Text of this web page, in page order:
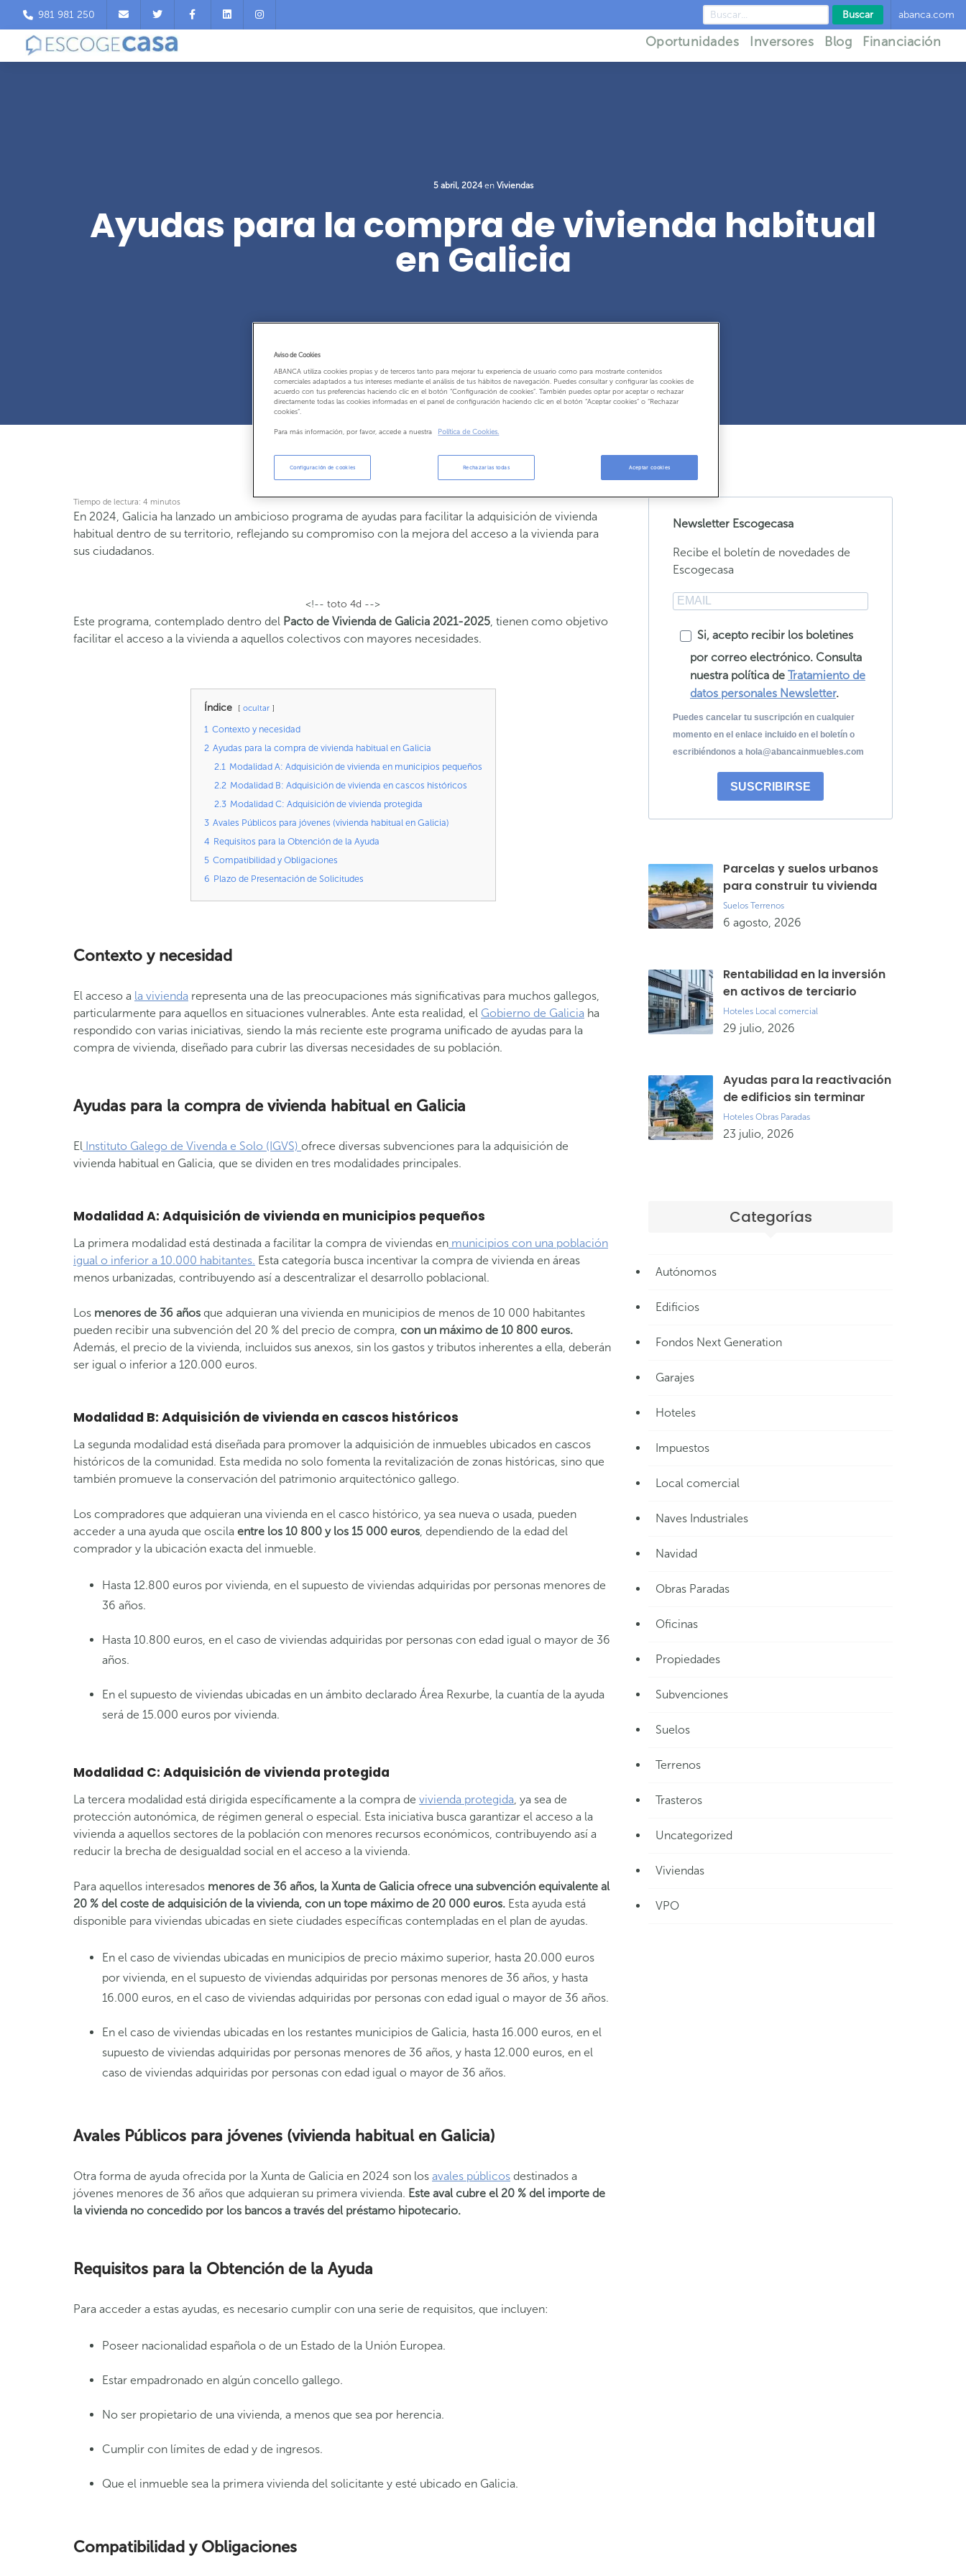
981 981 250 Buscar abanca.com
Oportunidades Inversores Blog Financiación
5 abril, 2024 en Viviendas
Ayudas para la compra de vivienda habitual
en Galicia
Tiempo de lectura: 4 minutos
En 2024, Galicia ha lanzado un ambicioso programa de ayudas para facilitar la adquisición de vivienda
habitual dentro de su territorio, reflejando su compromiso con la mejora del acceso a la vivienda para
sus ciudadanos.
<!-- toto 4d -->
Este programa, contemplado dentro del Pacto de Vivienda de Galicia 2021-2025, tienen como objetivo
facilitar el acceso a la vivienda a aquellos colectivos con mayores necesidades.
Índice ocultar
1 Contexto y necesidad
2 Ayudas para la compra de vivienda habitual en Galicia
2.1 Modalidad A: Adquisición de vivienda en municipios pequeños
2.2 Modalidad B: Adquisición de vivienda en cascos históricos
2.3 Modalidad C: Adquisición de vivienda protegida
3 Avales Públicos para jóvenes (vivienda habitual en Galicia)
4 Requisitos para la Obtención de la Ayuda
5 Compatibilidad y Obligaciones
6 Plazo de Presentación de Solicitudes
Contexto y necesidad
El acceso a la vivienda representa una de las preocupaciones más significativas para muchos gallegos,
particularmente para aquellos en situaciones vulnerables. Ante esta realidad, el Gobierno de Galicia ha
respondido con varias iniciativas, siendo la más reciente este programa unificado de ayudas para la
compra de vivienda, diseñado para cubrir las diversas necesidades de su población.
Ayudas para la compra de vivienda habitual en Galicia
El Instituto Galego de Vivenda e Solo (IGVS) ofrece diversas subvenciones para la adquisición de
vivienda habitual en Galicia, que se dividen en tres modalidades principales.
Modalidad A: Adquisición de vivienda en municipios pequeños
La primera modalidad está destinada a facilitar la compra de viviendas en municipios con una población
igual o inferior a 10.000 habitantes. Esta categoría busca incentivar la compra de vivienda en áreas
menos urbanizadas, contribuyendo así a descentralizar el desarrollo poblacional.
Los menores de 36 años que adquieran una vivienda en municipios de menos de 10 000 habitantes
pueden recibir una subvención del 20 % del precio de compra, con un máximo de 10 800 euros.
Además, el precio de la vivienda, incluidos sus anexos, sin los gastos y tributos inherentes a ella, deberán
ser igual o inferior a 120.000 euros.
Modalidad B: Adquisición de vivienda en cascos históricos
La segunda modalidad está diseñada para promover la adquisición de inmuebles ubicados en cascos
históricos de la comunidad. Esta medida no solo fomenta la revitalización de zonas históricas, sino que
también promueve la conservación del patrimonio arquitectónico gallego.
Los compradores que adquieran una vivienda en el casco histórico, ya sea nueva o usada, pueden
acceder a una ayuda que oscila entre los 10 800 y los 15 000 euros, dependiendo de la edad del
comprador y la ubicación exacta del inmueble.
Hasta 12.800 euros por vivienda, en el supuesto de viviendas adquiridas por personas menores de
36 años.
Hasta 10.800 euros, en el caso de viviendas adquiridas por personas con edad igual o mayor de 36
años.
En el supuesto de viviendas ubicadas en un ámbito declarado Área Rexurbe, la cuantía de la ayuda
será de 15.000 euros por vivienda.
Modalidad C: Adquisición de vivienda protegida
La tercera modalidad está dirigida específicamente a la compra de vivienda protegida, ya sea de
protección autonómica, de régimen general o especial. Esta iniciativa busca garantizar el acceso a la
vivienda a aquellos sectores de la población con menores recursos económicos, contribuyendo así a
reducir la brecha de desigualdad social en el acceso a la vivienda.
Para aquellos interesados menores de 36 años, la Xunta de Galicia ofrece una subvención equivalente al
20 % del coste de adquisición de la vivienda, con un tope máximo de 20 000 euros. Esta ayuda está
disponible para viviendas ubicadas en siete ciudades específicas contempladas en el plan de ayudas.
En el caso de viviendas ubicadas en municipios de precio máximo superior, hasta 20.000 euros
por vivienda, en el supuesto de viviendas adquiridas por personas menores de 36 años, y hasta
16.000 euros, en el caso de viviendas adquiridas por personas con edad igual o mayor de 36 años.
En el caso de viviendas ubicadas en los restantes municipios de Galicia, hasta 16.000 euros, en el
supuesto de viviendas adquiridas por personas menores de 36 años, y hasta 12.000 euros, en el
caso de viviendas adquiridas por personas con edad igual o mayor de 36 años.
Avales Públicos para jóvenes (vivienda habitual en Galicia)
Otra forma de ayuda ofrecida por la Xunta de Galicia en 2024 son los avales públicos destinados a
jóvenes menores de 36 años que adquieran su primera vivienda. Este aval cubre el 20 % del importe de
la vivienda no concedido por los bancos a través del préstamo hipotecario.
Requisitos para la Obtención de la Ayuda
Para acceder a estas ayudas, es necesario cumplir con una serie de requisitos, que incluyen:
Poseer nacionalidad española o de un Estado de la Unión Europea.
Estar empadronado en algún concello gallego.
No ser propietario de una vivienda, a menos que sea por herencia.
Cumplir con límites de edad y de ingresos.
Que el inmueble sea la primera vivienda del solicitante y esté ubicado en Galicia.
Compatibilidad y Obligaciones
Newsletter Escogecasa
Recibe el boletín de novedades de
Escogecasa
Si, acepto recibir los boletines
por correo electrónico. Consulta
nuestra política de Tratamiento de
datos personales Newsletter.
Puedes cancelar tu suscripción en cualquier
momento en el enlace incluido en el boletín o
escribiéndonos a hola@abancainmuebles.com
SUSCRIBIRSE
Parcelas y suelos urbanos
para construir tu vivienda
Suelos Terrenos
6 agosto, 2026
Rentabilidad en la inversión
en activos de terciario
Hoteles Local comercial
29 julio, 2026
Ayudas para la reactivación
de edificios sin terminar
Hoteles Obras Paradas
23 julio, 2026
Categorías
Autónomos
Edificios
Fondos Next Generation
Garajes
Hoteles
Impuestos
Local comercial
Naves Industriales
Navidad
Obras Paradas
Oficinas
Propiedades
Subvenciones
Suelos
Terrenos
Trasteros
Uncategorized
Viviendas
VPO
Aviso de Cookies
ABANCA utiliza cookies propias y de terceros tanto para mejorar tu experiencia de usuario como para mostrarte contenidos
comerciales adaptados a tus intereses mediante el análisis de tus hábitos de navegación. Puedes consultar y configurar las cookies de
acuerdo con tus preferencias haciendo clic en el botón “Configuración de cookies”. También puedes optar por aceptar o rechazar
directamente todas las cookies informadas en el panel de configuración haciendo clic en el botón “Aceptar cookies” o “Rechazar
cookies”.
Para más información, por favor, accede a nuestra Política de Cookies.
Configuración de cookies Aceptar cookies
Rechazarlas todas